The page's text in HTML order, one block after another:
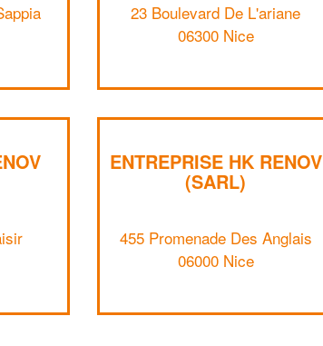
23 Boulevard De L'ariane
06300 Nice
ENTREPRISE HK RENOV
(SARL)
455 Promenade Des Anglais
06000 Nice